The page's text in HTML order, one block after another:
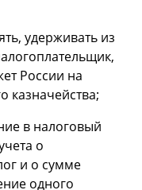
удерживать из
России на
казначейства;
в налоговый
о
и о сумме
одного